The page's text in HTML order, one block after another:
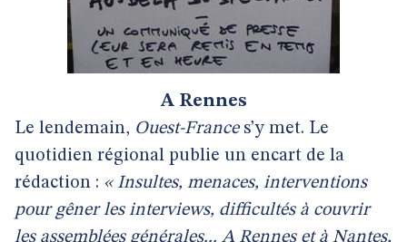
A Rennes
Le lendemain, Ouest-France s’y met. Le
quotidien régional publie un encart de la
rédaction : « Insultes, menaces, interventions
pour gêner les interviews, difficultés à couvrir
les assemblées générales... A Rennes et à Nantes,